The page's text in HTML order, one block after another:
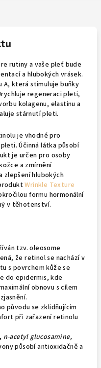
rutiny a vaše pleť bude
a hlubokých vrásek.
A, která stimuluje buňky
regeneraci pleti,
kolagenu, elastinu a
stárnutí pleti.
je vhodné pro
Účinná látka působí
je určen pro osoby
a zmírnění
zlepšení hlubokých
Wrinkle Texture
formu hormonální
v těhotenství.
tzv. oleosome
že retinol se nachází v
s povrchem kůže se
do epidermis, kde
obnovu s cílem
původu se zklidňujícím
při zařazení retinolu
n-acetyl glucosamine,
působí antioxidačně a